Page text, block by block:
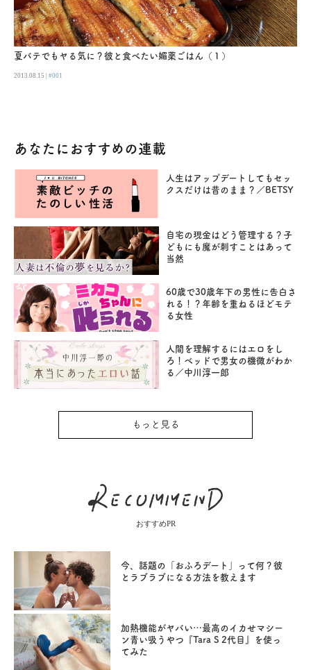
夏バテでもヤる気に？彼と食べたい媚薬ごはん（１）
2013.08.15 | #001
あなたにおすすめの連載
人生はアップデートしてもセッ
クスだけは昔のまま？／BETSY
自宅の現金はどう管理する？子
どもにも魔が刺すことはあって
当然
60歳で30歳年下の男性に告白さ
れる！？年齢を重ねるほどモテ
る女性
人間を理解するにはエロをし
ろ！ベッドで男女の機微がわか
る／中川淳一郎
もっと見る
おすすめPR
今、話題の「おふろデート」って何？彼
とラブラブになる方法を教えます
加熱機能がヤバい…最高のイカせマシー
ン青い吸うやつ『Tara S 2代目』を使っ
てみた